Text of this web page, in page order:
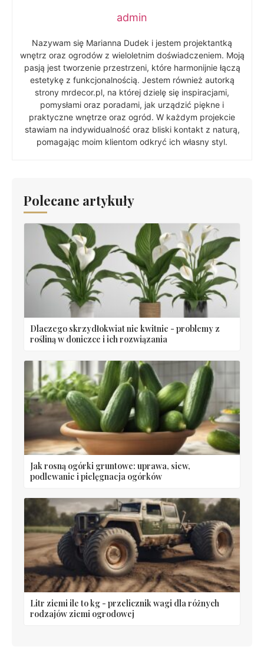
admin
Nazywam się Marianna Dudek i jestem projektantką
wnętrz oraz ogrodów z wieloletnim doświadczeniem. Moją
pasją jest tworzenie przestrzeni, które harmonijnie łączą
estetykę z funkcjonalnością. Jestem również autorką
strony mrdecor.pl, na której dzielę się inspiracjami,
pomysłami oraz poradami, jak urządzić piękne i
praktyczne wnętrze oraz ogród. W każdym projekcie
stawiam na indywidualność oraz bliski kontakt z naturą,
pomagając moim klientom odkryć ich własny styl.
Polecane artykuły
Dlaczego skrzydłokwiat nie kwitnie - problemy z
rośliną w doniczce i ich rozwiązania
Jak rosną ogórki gruntowe: uprawa, siew,
podlewanie i pielęgnacja ogórków
Litr ziemi ile to kg - przelicznik wagi dla różnych
rodzajów ziemi ogrodowej